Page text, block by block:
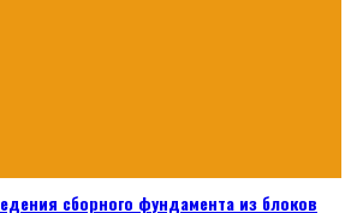
сборного фундамента из блоков